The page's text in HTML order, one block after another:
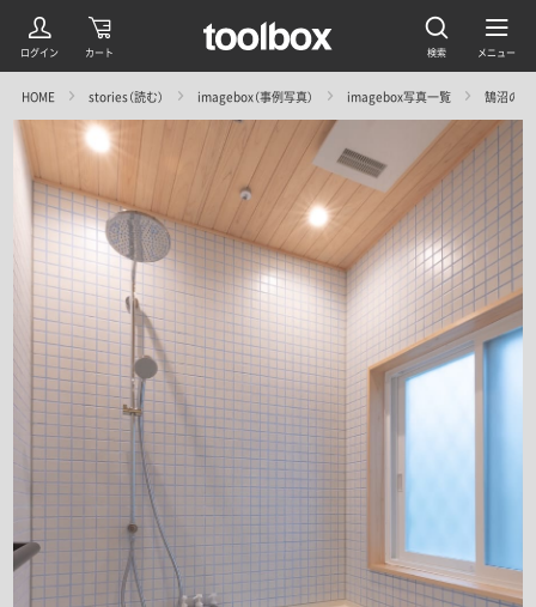
HOME stories（読む） imagebox（事例写真） imagebox写真一覧 鵠沼の家